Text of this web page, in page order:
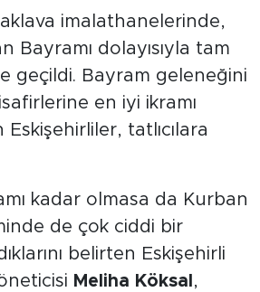
imalathanelerinde,
Bayramı dolayısıyla tam
geçildi. Bayram geleneğini
en iyi ikramı
tatlıcılara
kadar olmasa da Kurban
de çok ciddi bir
belirten Eskişehirli
Meliha Köksal ,